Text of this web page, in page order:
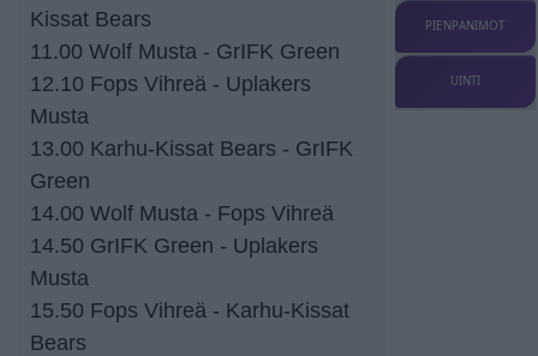
Kissat Bears
11.00 Wolf Musta - GrIFK Green
12.10 Fops Vihreä - Uplakers
Musta
13.00 Karhu-Kissat Bears - GrIFK
Green
14.00 Wolf Musta - Fops Vihreä
14.50 GrIFK Green - Uplakers
Musta
15.50 Fops Vihreä - Karhu-Kissat
Bears
PIENPANIMOT
UINTI